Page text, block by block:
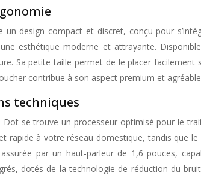
un design compact et discret, conçu pour
esthétique moderne et attrayante.
Sa petite taille permet de le placer
contribue à son aspect premium et
techniques
Dot se trouve un processeur optimisé pour le
rapide à votre réseau domestique, tandis que
par un haut-parleur de 1,6 pouces,
dotés de la technologie de réduction du